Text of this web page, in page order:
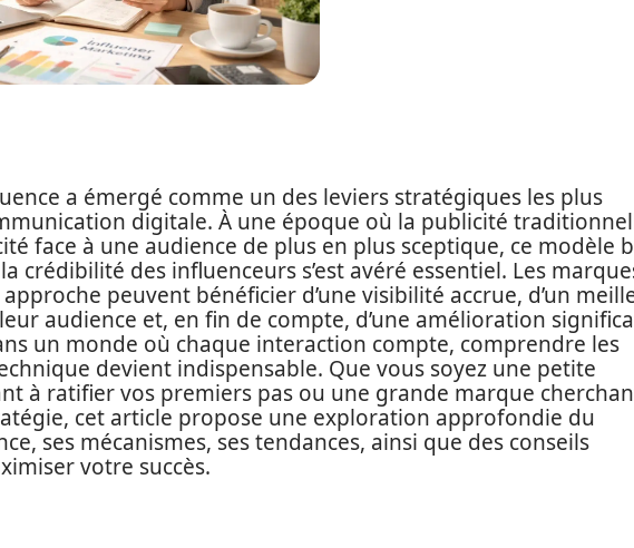
a émergé comme un des leviers stratégiques les plus
digitale. À une époque où la publicité
face à une audience de plus en plus sceptique, ce modèle
crédibilité des influenceurs s’est avéré essentiel. Les
peuvent bénéficier d’une visibilité accrue, d’un
audience et, en fin de compte, d’une amélioration
un monde où chaque interaction compte, comprendre les
devient indispensable. Que vous soyez une petite
à ratifier vos premiers pas ou une grande marque
cet article propose une exploration approfondie du
ses mécanismes, ses tendances, ainsi que des conseils
votre succès.